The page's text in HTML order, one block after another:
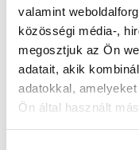
valamint
közösségi média-,
megosztjuk az Ön
adatait, akik
adatokkal,
Ön által használt
Szélesség: 163 cm
Száraz tömeg : ~ 220
Paraméterek